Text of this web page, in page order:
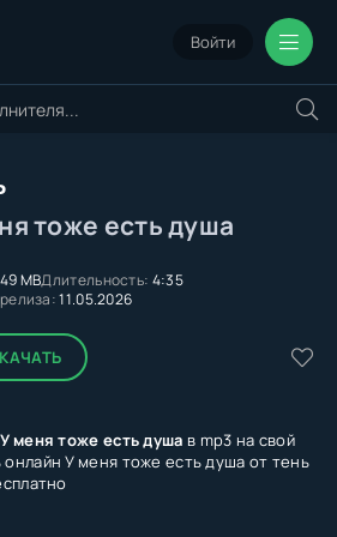
Войти
тоже есть душа
MBДлительность: 4:35
11.05.2026
меня тоже есть душа в mp3 на свой
У меня тоже есть душа от тень